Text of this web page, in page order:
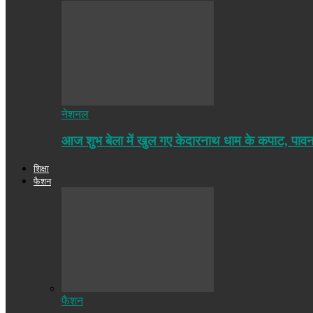
नेशनल
आज शुभ बेला में खुल गए केदारनाथ धाम के कपाट,
शिक्षा
फैशन
फैशन